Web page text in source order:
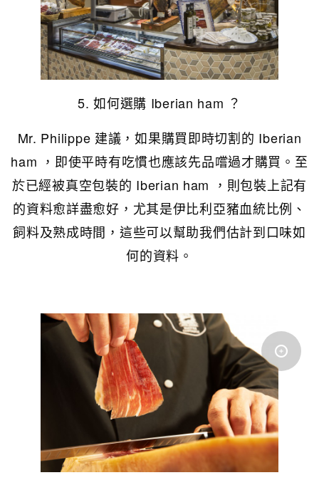
5. 如何選購 Iberian ham ？
Mr. Philippe 建議，如果購買即時切割的 Iberian
ham ，即使平時有吃慣也應該先品嚐過才購買。至
於已經被真空包裝的 Iberian ham ，則包裝上記有
的資料愈詳盡愈好，尤其是伊比利亞豬血統比例、
飼料及熟成時間，這些可以幫助我們估計到口味如
何的資料。